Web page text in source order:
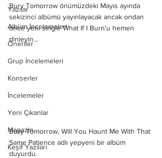
Yazılar
Albüm İncelemeleri
Öneriler
Grup İncelemeleri
Konserler
İncelemeler
Yeni Çıkanlar
Magazin
Keşif Yazıları
Bury Tomorrow önümüzdeki Mayıs ayında
sekizinci albümü yayınlayacak ancak ondan
önce yeni single What If I Burn'u hemen
dinleyin...
Bury Tomorrow, Will You Haunt Me With That
Same Patience adlı yepyeni bir albüm
duyurdu.